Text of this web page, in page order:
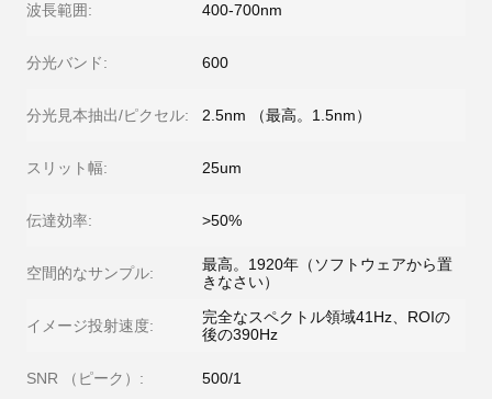
波長範囲: 400-700nm
分光バンド: 600
分光見本抽出/ピクセル: 2.5nm （最高。1.5nm）
スリット幅: 25um
伝達効率: >50%
空間的なサンプル:
最高。1920年（ソフトウェアから置
きなさい）
イメージ投射速度:
完全なスペクトル領域41Hz、ROIの
後の390Hz
SNR （ピーク）: 500/1